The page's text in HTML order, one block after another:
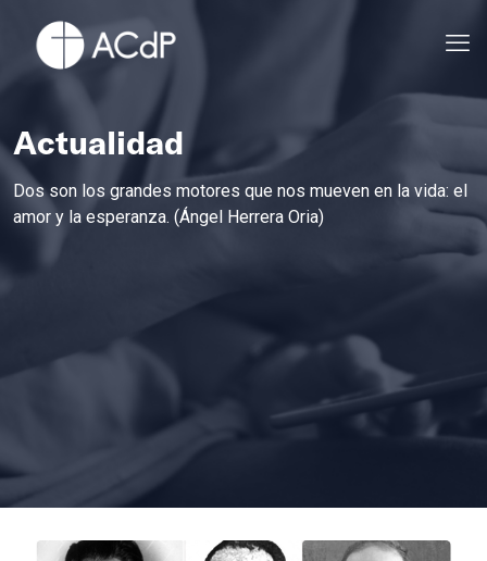
Actualidad
Dos son los grandes motores que nos mueven en la vida: el
amor y la esperanza. (Ángel Herrera Oria)